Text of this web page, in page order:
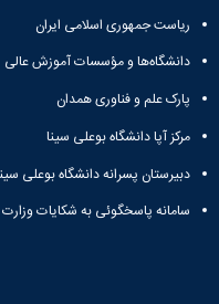
ریاست جمهوری اسلامی ایران
دانشگاه‌ها و مؤسسات آموزش عالی
پارک علم و فناوری همدان
مرکز آپا دانشگاه بوعلی سینا
دبیرستان پسرانه دانشگاه بوعلی
سامانه پاسخگوئی به شکایات